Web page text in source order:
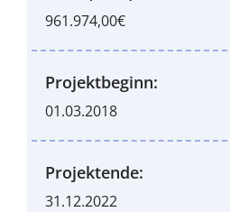
961.974,00€
Projektbeginn:
01.03.2018
Projektende:
31.12.2022